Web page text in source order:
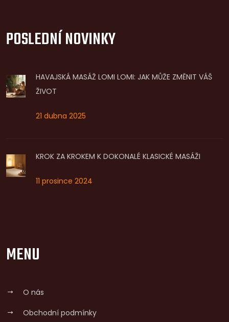
POSLEDNÍ NOVINKY
HAVAJSKÁ MASÁŽ LOMI LOMI: JAK MŮŽE ZMĚNIT VÁŠ
ŽIVOT
21 dubna 2025
KROK ZA KROKEM K DOKONALÉ KLASICKÉ MASÁŽI
11 prosince 2024
MENU
O nás
Obchodní podmínky